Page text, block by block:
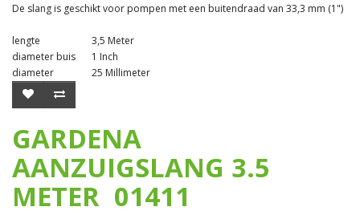
De slang is geschikt voor pompen met een buitendraad van 33,3 mm (1")
lengte
3,5 Meter
diameter buis
1 Inch
diameter
25 Millimeter
GARDENA
AANZUIGSLANG 3.5
METER 01411